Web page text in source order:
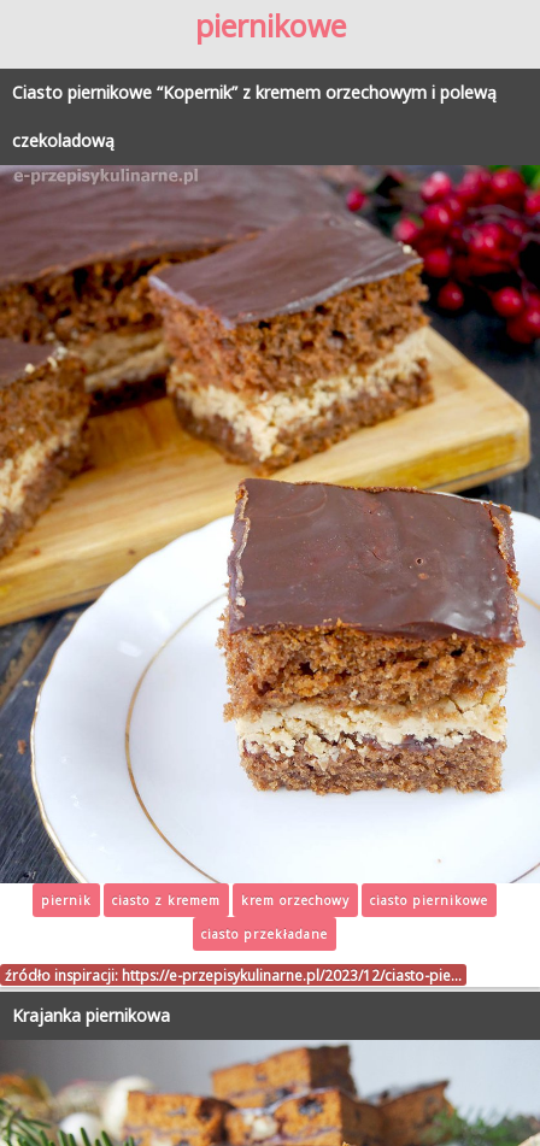
piernikowe
Ciasto piernikowe “Kopernik” z kremem orzechowym i polewą
czekoladową
piernik ciasto z kremem krem orzechowy
ciasto piernikowe
ciasto przekładane
źródło inspiracji: https://e-przepisykulinarne.pl/2023/12/ciasto-pie…
Krajanka piernikowa